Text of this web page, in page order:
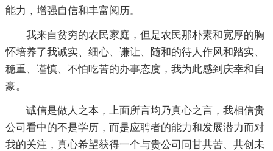
能力，增强自信和丰富阅历。
我来自贫穷的农民家庭，但是农民那朴素和宽厚的胸
怀培养了我诚实、细心、谦让、随和的待人作风和踏实、
稳重、谨慎、不怕吃苦的办事态度，我为此感到庆幸和自
豪。
诚信是做人之本，上面所言均乃真心之言，我相信贵
公司看中的不是学历，而是应聘者的能力和发展潜力而对
我的关注，真心希望获得一个与贵公司同甘共苦、共创未